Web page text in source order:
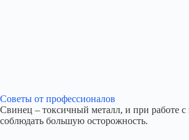
Советы от профессионалов
Свинец – токсичный металл, и при работе
соблюдать большую осторожность.